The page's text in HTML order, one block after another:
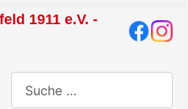
1911 e.V. -